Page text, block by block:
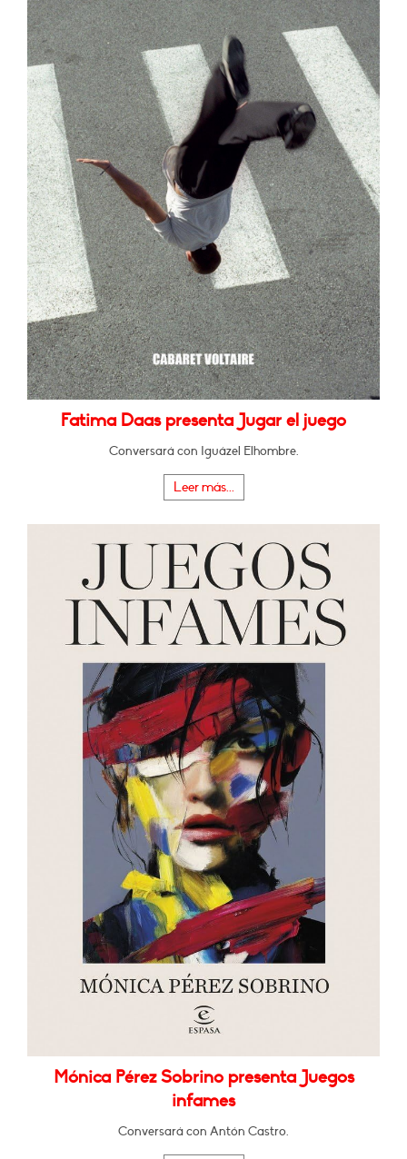
Fatima Daas presenta Jugar el juego
Conversará con Iguázel Elhombre.
Leer más...
Mónica Pérez Sobrino presenta Juegos
infames
Conversará con Antón Castro.